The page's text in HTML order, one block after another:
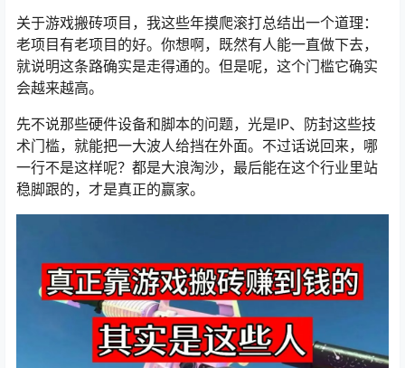
关于游戏搬砖项目，我这些年摸爬滚打总结出一个道理：
老项目有老项目的好。你想啊，既然有人能一直做下去，
就说明这条路确实是走得通的。但是呢，这个门槛它确实
会越来越高。
先不说那些硬件设备和脚本的问题，光是IP、防封这些技
术门槛，就能把一大波人给挡在外面。不过话说回来，哪
一行不是这样呢？都是大浪淘沙，最后能在这个行业里站
稳脚跟的，才是真正的赢家。